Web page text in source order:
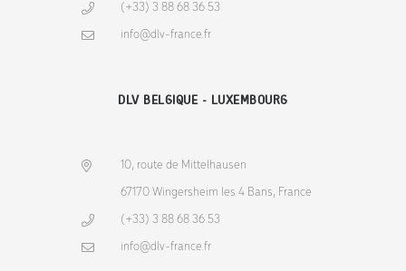
(+33) 3 88 68 36 53
info@dlv-france.fr
DLV BELGIQUE - LUXEMBOURG
10, route de Mittelhausen
67170 Wingersheim les 4 Bans, France
(+33) 3 88 68 36 53
info@dlv-france.fr